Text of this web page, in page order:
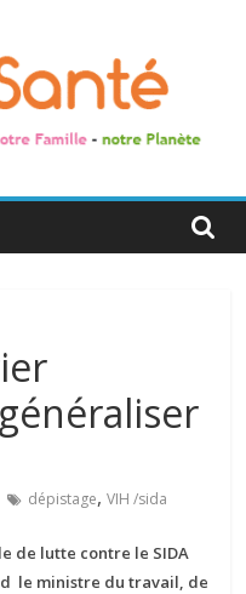
dépistage,VIH /sida
de lutte contre le SIDA
le ministre du travail, de